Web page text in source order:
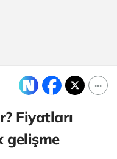
Fiyatları
gelişme